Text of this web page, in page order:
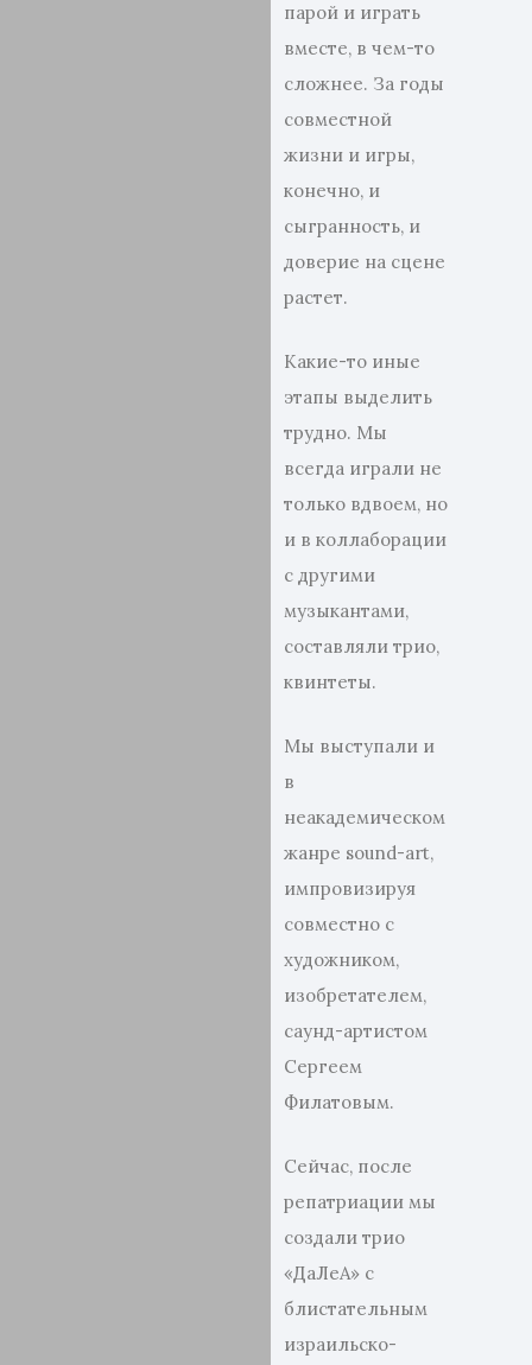
парой и играть
вместе, в чем-то
сложнее. За годы
совместной
жизни и игры,
конечно, и
сыгранность, и
доверие на сцене
растет.
Какие-то иные
этапы выделить
трудно. Мы
всегда играли не
только вдвоем, но
и в коллаборации
с другими
музыкантами,
составляли трио,
квинтеты.
Мы выступали и
в
неакадемическом
жанре sound-art,
импровизируя
совместно с
художником,
изобретателем,
саунд-артистом
Сергеем
Филатовым.
Сейчас, после
репатриации мы
создали трио
«ДаЛеА» с
блистательным
израильско-